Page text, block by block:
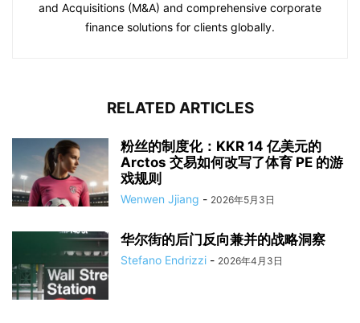
and Acquisitions (M&A) and comprehensive corporate
finance solutions for clients globally.
RELATED ARTICLES
粉丝的制度化：KKR 14 亿美元的
Arctos 交易如何改写了体育 PE 的游
戏规则
Wenwen Jjiang - 2026年5月3日
华尔街的后门反向兼并的战略洞察
Stefano Endrizzi - 2026年4月3日